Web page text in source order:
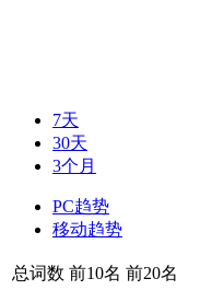
7天
30天
3个月
PC趋势
移动趋势
总词数 前10名 前20名